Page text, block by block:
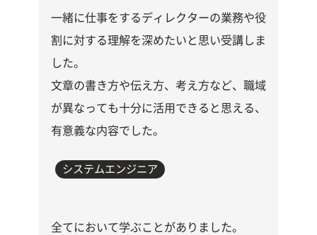
一緒に仕事をするディレクターの業務や役
割に対する理解を深めたいと思い受講しま
した。
文章の書き方や伝え方、考え方など、職域
が異なっても十分に活用できると思える、
有意義な内容でした。
システムエンジニア
全てにおいて学ぶことがありました。